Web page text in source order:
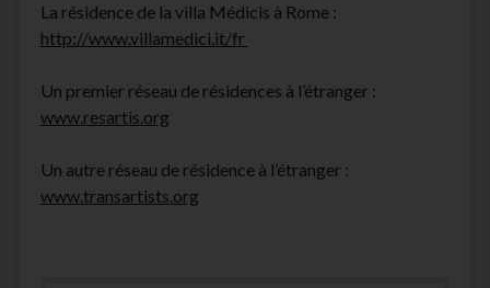
La résidence de la villa Médicis à Rome :
http://www.villamedici.it/fr
Un premier réseau de résidences à l’étranger :
www.resartis.org
Un autre réseau de résidence à l’étranger :
www.transartists.org